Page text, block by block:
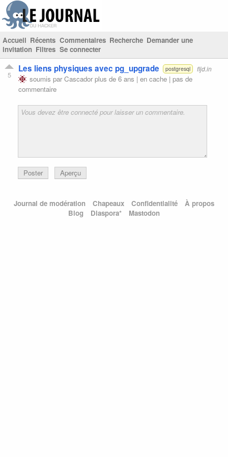
Accueil Récents Commentaires Recherche Demander une
invitation Filtres Se connecter
5
Les liens physiques avec pg_upgrade postgresql fljd.in
soumis parCascadorplus de 6 ans | en cache | pas de
commentaire
Poster Aperçu
Journal de modération Chapeaux Confidentialité
À propos
Blog
Diaspora* Mastodon